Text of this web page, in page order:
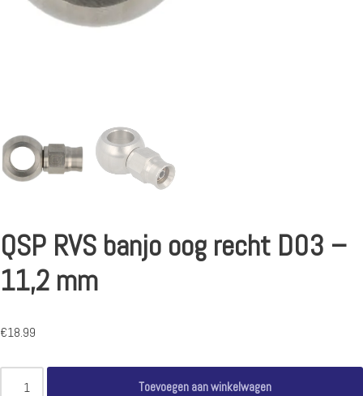
QSP RVS banjo oog recht D03 –
11,2 mm
€18.99
Toevoegen aan winkelwagen